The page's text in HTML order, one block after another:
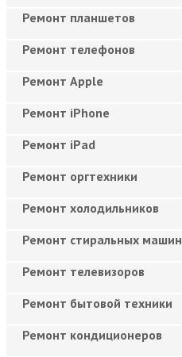
Ремонт планшетов
Ремонт телефонов
Ремонт Apple
Ремонт iPhone
Ремонт iPad
Ремонт оргтехники
Ремонт холодильников
Ремонт стиральных машин
Ремонт телевизоров
Ремонт бытовой техники
Ремонт кондиционеров